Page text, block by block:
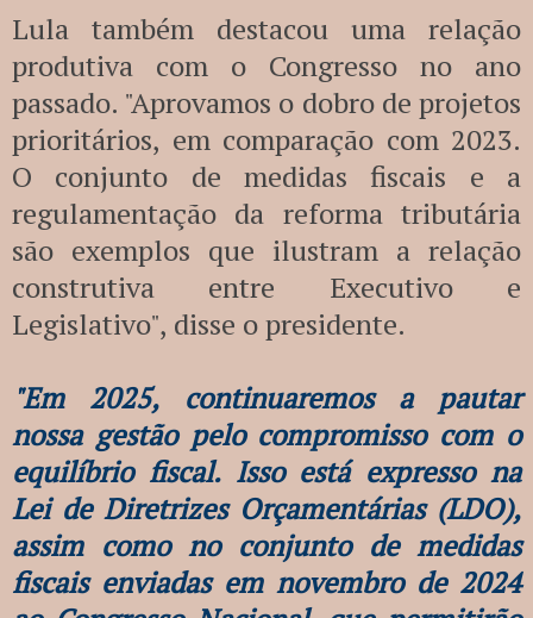
Lula também destacou uma relação
produtiva com o Congresso no ano
passado. "Aprovamos o dobro de projetos
prioritários, em comparação com 2023.
O conjunto de medidas fiscais e a
regulamentação da reforma tributária
são exemplos que ilustram a relação
construtiva entre Executivo e
Legislativo", disse o presidente.
"Em 2025, continuaremos a pautar
nossa gestão pelo compromisso com o
equilíbrio fiscal. Isso está expresso na
Lei de Diretrizes Orçamentárias (LDO),
assim como no conjunto de medidas
fiscais enviadas em novembro de 2024